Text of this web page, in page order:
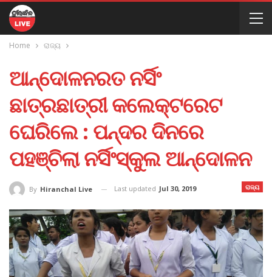
Home ରାଜ୍ୟ
ଆନ୍ଦୋଳନରତ ନର୍ସିଂ
ଛାତ୍ରଛାତ୍ରୀ କଲେକ୍ଟରେଟ
ଘେରିଲେ : ପନ୍ଦର ଦିନରେ
ପହଞ୍ଚିଲା ନର୍ସିଂସ୍କୁଲ ଆନ୍ଦୋଳନ
ରାଜ୍ୟ
By Hiranchal Live Last updated Jul 30, 2019